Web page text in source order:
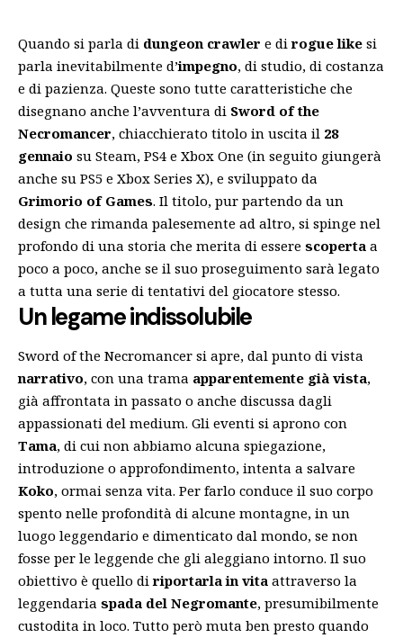
Quando si parla di dungeon crawler e di rogue like si
parla inevitabilmente d’impegno, di studio, di costanza
e di pazienza. Queste sono tutte caratteristiche che
disegnano anche l’avventura di Sword of the
Necromancer, chiacchierato titolo in uscita il 28
gennaio su Steam, PS4 e Xbox One (in seguito giungerà
anche su PS5 e Xbox Series X), e sviluppato da
Grimorio of Games. Il titolo, pur partendo da un
design che rimanda palesemente ad altro, si spinge nel
profondo di una storia che merita di essere scoperta a
poco a poco, anche se il suo proseguimento sarà legato
a tutta una serie di tentativi del giocatore stesso.
Un legame indissolubile
Sword of the Necromancer si apre, dal punto di vista
narrativo, con una trama apparentemente già vista,
già affrontata in passato o anche discussa dagli
appassionati del medium. Gli eventi si aprono con
Tama, di cui non abbiamo alcuna spiegazione,
introduzione o approfondimento, intenta a salvare
Koko, ormai senza vita. Per farlo conduce il suo corpo
spento nelle profondità di alcune montagne, in un
luogo leggendario e dimenticato dal mondo, se non
fosse per le leggende che gli aleggiano intorno. Il suo
obiettivo è quello diriportarla in vita attraverso la
leggendaria spada del Negromante, presumibilmente
custodita in loco. Tutto però muta ben presto quando